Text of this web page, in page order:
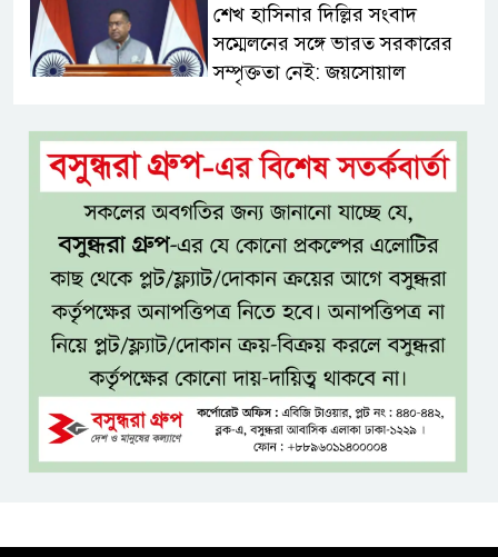
শেখ হাসিনার দিল্লির সংবাদ
সম্মেলনের সঙ্গে ভারত সরকারের
সম্পৃক্ততা নেই: জয়সোয়াল
টাঙ্গাইলে নিহত ১৪ বাস-মিনিবাস
মালিকের পরিবারকে আর্থিক অনুদান
ও সম্মাননা
সাড়ে ৩ হাজার এতিম ও
মাদরাসাশিক্ষার্থীর খাবারের
আয়োজন করলেন প্রতিমন্ত্রী টুকু
অপ-সাংবাদিকতা পরিহার করে
দায়িত্বশীল ভূমিকা রাখতে হবে
ঢাবি নিয়ে মন্তব্য: ব্যারিস্টার ফুয়াদের